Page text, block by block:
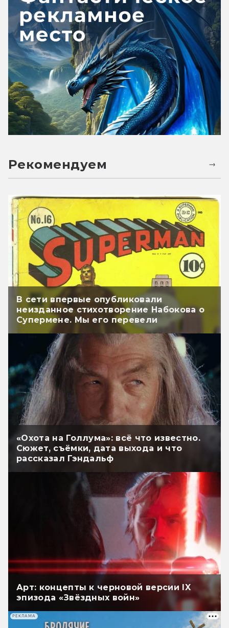
Рекомендуем
В сети впервые опубликовали
неизданное стихотворение Набокова о
Супермене. Мы его перевели
«Охота на Голлума»: всё что известно.
Сюжет, съёмки, дата выхода и что
рассказал Гэндальф
Арт: концепты к черновой версии IX
эпизода «Звёздных войн»
РЕКЛАМА